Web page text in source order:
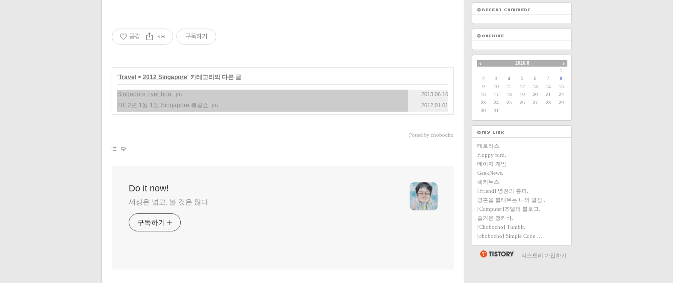
공감 구독하기
'Travel > 2012 Singapore' 카테고리의 다른 글
Singapore river boat (0) 2013.06.16
2012년 1월 1일 Singapore 불꽃쇼 (0) 2012.01.01
Posted by chobocho
Do it now!
세상은 넓고, 볼 것은 많다.
구독하기
2026.8
1
2
3 4 5 6 7
8
9
10 11 12 13 14
15
16
17 18 19 20 21
22
23
24 25 26 27 28
29
30
31
테트리스.
Floppy bird.
데이지 게임.
GeekNews.
해커뉴스.
[Friend] 영진의 홈피.
영혼을 불태우는 나의 열정..
[Computer]조엘의 블로그.
즐거운 청카바.
[Chobocho] Tumblr.
[chobocho] Simple Code ….
티스토리 가입하기